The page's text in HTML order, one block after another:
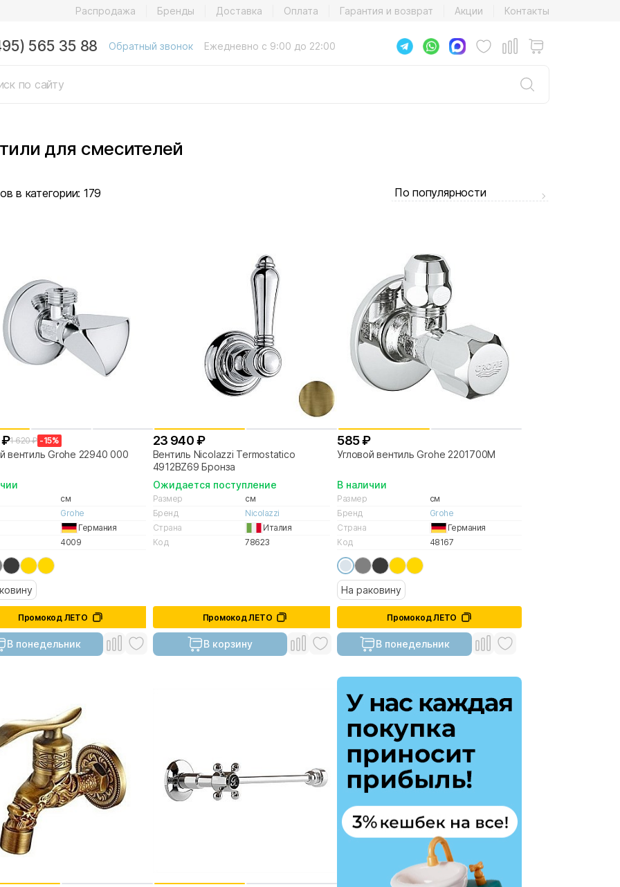
Распродажа Бренды Доставка Оплата Гарантия и возврат Акции Контакты
565 35 88 Обратный звонок Ежедневно с 9:00 до 22:00
для смесителей
в категории: 179 По популярности
₽1 620 ₽ -15%
вентиль Grohe 22940 000
см
Grohe
Германия
4009
Промокод ЛЕТО
В понедельник
23 940 ₽
Вентиль Nicolazzi Termostatico
4912BZ69 Бронза
Ожидается поступление
Размер
см
Бренд
Nicolazzi
Страна
Италия
Код
78623
Промокод ЛЕТО
В корзину
585 ₽
Угловой вентиль Grohe 2201700M
В наличии
Размер
см
Бренд
Grohe
Страна
Германия
Код
48167
На раковину
Промокод ЛЕТО
В понедельник